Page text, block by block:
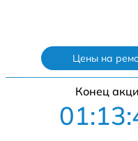
Цены на
Конец